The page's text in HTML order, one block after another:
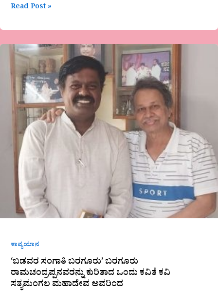
Read Post »
ಕಾವ್ಯಯಾನ
‘ಬಡವರ ಸಂಗಾತಿ ಬರಗೂರು’ ಬರಗೂರು
ರಾಮಚಂದ್ರಪ್ಪನವರನ್ನು ಕುರಿತಾದ ಒಂದು ಕವಿತೆ ಕವಿ
ಸತ್ಯಮಂಗಲ ಮಹಾದೇವ ಅವರಿಂದ
‘ಬಡವರ
ಸಂಗಾತಿ
ಬರಗೂರು’
ಬರಗೂರು
ರಾಮಚಂದ್ರಪ್ಪನವರನ್ನು
ಕುರಿತಾದ
ಒಂದು
ಕವಿತೆ
ಸತ್ಯಮಂಗಲ
ಮಹಾದೇವ
ಅವರಿಂದ